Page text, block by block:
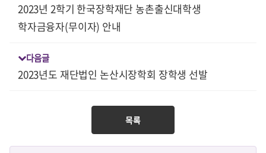
2023년 2학기 한국장학재단 농촌출신대학생
학자금융자(무이자) 안내
다음글
2023년도 재단법인 논산시장학회 장학생 선발
목록